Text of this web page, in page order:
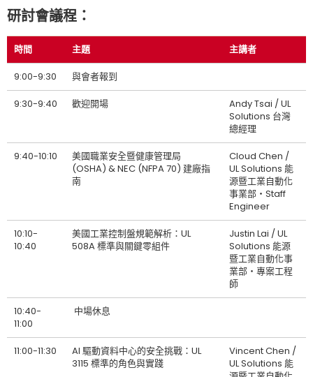
研討會議程：
時間 主題 主講者
9:00-9:30 與會者報到
9:30-9:40 歡迎開場
Andy Tsai / UL
Solutions 台灣
總經理
9:40-10:10
美國職業安全暨健康管理局
(OSHA) & NEC (NFPA 70) 建廠指
南
Cloud Chen /
UL Solutions 能
源暨工業自動化
事業部‧Staff
Engineer
10:10-
10:40
美國工業控制盤規範解析：UL
508A 標準與關鍵零組件
Justin Lai / UL
Solutions 能源
暨工業自動化事
業部‧專案工程
師
10:40-
11:00
中場休息
11:00-11:30
AI 驅動資料中心的安全挑戰：UL
3115 標準的角色與實踐
Vincent Chen /
UL Solutions 能